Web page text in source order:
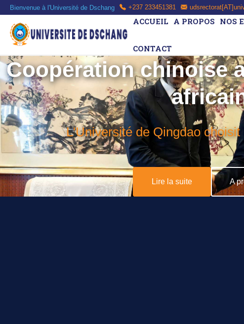
Bienvenue à l'Université de Dschang +237 233451381
ACCUEIL A PROPOS NOS
CONTACT
Coopération chinoise
L'Université de Qingdao
Lire la suite A